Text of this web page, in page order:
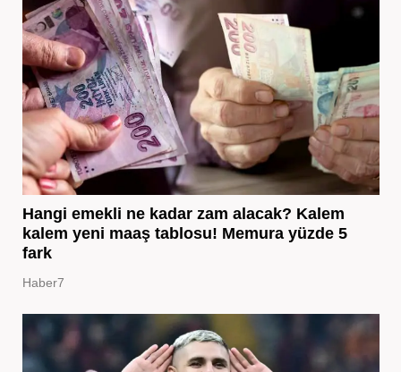
Hangi emekli ne kadar zam alacak? Kalem
kalem yeni maaş tablosu! Memura yüzde 5
fark
Haber7